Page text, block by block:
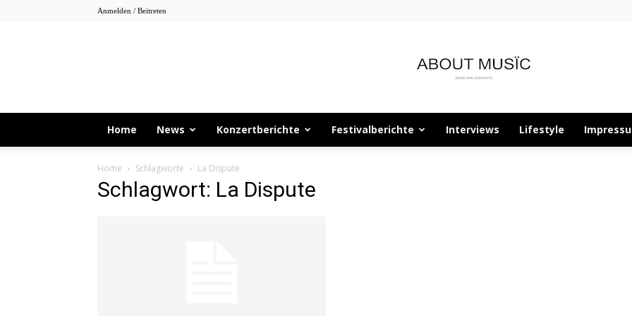
Anmelden / Beitreten
About
Home News Konzertberichte Festivalberichte Interviews Lifestyle
Home Schlagworte La Dispute
Schlagwort: La Dispute